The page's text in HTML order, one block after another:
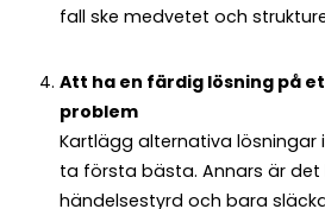
fall ske medvetet och
Att ha en färdig lösning på
problem
Kartlägg alternativa
ta första bästa. Annars är
händelsestyrd och bara